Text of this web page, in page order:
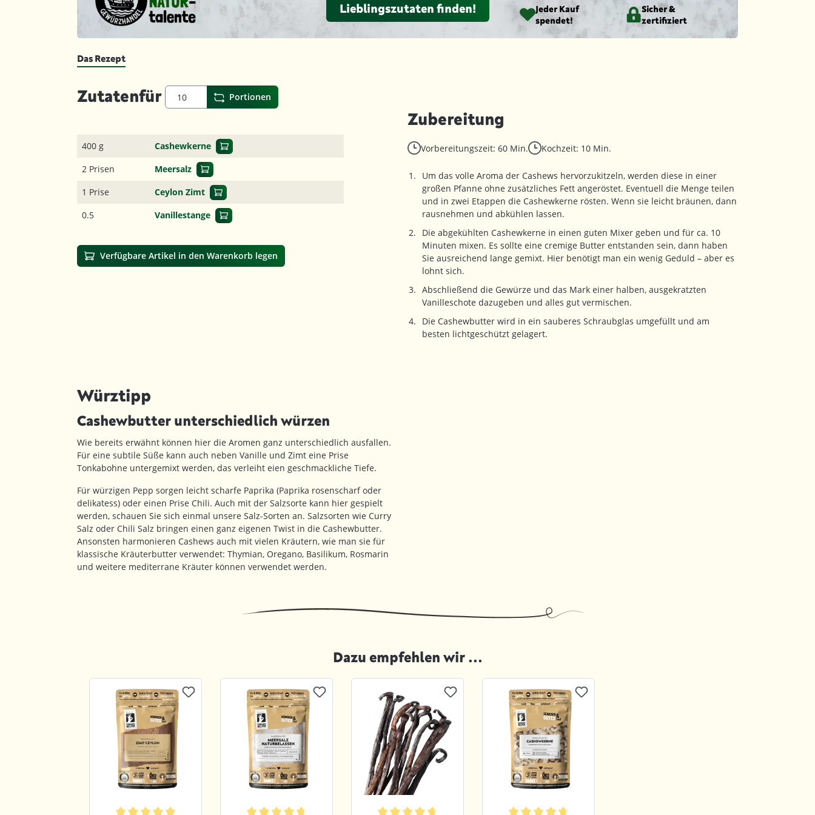
Lieblingszutaten finden!
Jeder Kauf
spendet!
Sicher &
zertifiziert
Das Rezept
Zutatenfür Portionen
400 g
Cashewkerne
2 Prisen
Meersalz
1 Prise
Ceylon Zimt
0.5
Vanillestange
Verfügbare Artikel in den Warenkorb legen
Zubereitung
Vorbereitungszeit: 60 Min. Kochzeit: 10 Min.
Um das volle Aroma der Cashews hervorzukitzeln, werden diese in einer
großen Pfanne ohne zusätzliches Fett angeröstet. Eventuell die Menge teilen
und in zwei Etappen die Cashewkerne rösten. Wenn sie leicht bräunen, dann
rausnehmen und abkühlen lassen.
Die abgekühlten Cashewkerne in einen guten Mixer geben und für ca. 10
Minuten mixen. Es sollte eine cremige Butter entstanden sein, dann haben
Sie ausreichend lange gemixt. Hier benötigt man ein wenig Geduld – aber es
lohnt sich.
Abschließend die Gewürze und das Mark einer halben, ausgekratzten
Vanilleschote dazugeben und alles gut vermischen.
Die Cashewbutter wird in ein sauberes Schraubglas umgefüllt und am
besten lichtgeschützt gelagert.
Würztipp
Cashewbutter unterschiedlich würzen
Wie bereits erwähnt können hier die Aromen ganz unterschiedlich ausfallen.
Für eine subtile Süße kann auch neben Vanille und Zimt eine Prise
Tonkabohne untergemixt werden, das verleiht eien geschmackliche Tiefe.
Für würzigen Pepp sorgen leicht scharfe Paprika (Paprika rosenscharf oder
delikatess) oder einen Prise Chili. Auch mit der Salzsorte kann hier gespielt
werden, schauen Sie sich einmal unsere Salz-Sorten an. Salzsorten wie Curry
Salz oder Chili Salz bringen einen ganz eigenen Twist in die Cashewbutter.
Ansonsten harmonieren Cashews auch mit vielen Kräutern, wie man sie für
klassische Kräuterbutter verwendet: Thymian, Oregano, Basilikum, Rosmarin
und weitere mediterrane Kräuter können verwendet werden.
Dazu empfehlen wir ...
Produktgalerie überspringen